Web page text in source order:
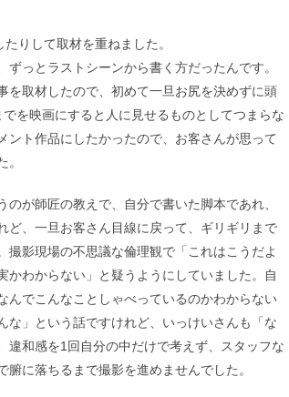
りして取材を重ねました。
っとラストシーンから書く方だったんです。
を取材したので、初めて一旦お尻を決めずに頭
を映画にすると人に見せるものとしてつまらな
ント作品にしたかったので、お客さんが思って
のが師匠の教えで、自分で書いた脚本であれ、
ど、一旦お客さん目線に戻って、ギリギリまで
撮影現場の不思議な倫理観で「これはこうだよ
わからない」と疑うようにしていました。自
んでこんなことしゃべっているのかわからない
な」という話ですけれど、いっけいさんも「な
違和感を1回自分の中だけで考えず、スタッフな
に落ちるまで撮影を進めませんでした。